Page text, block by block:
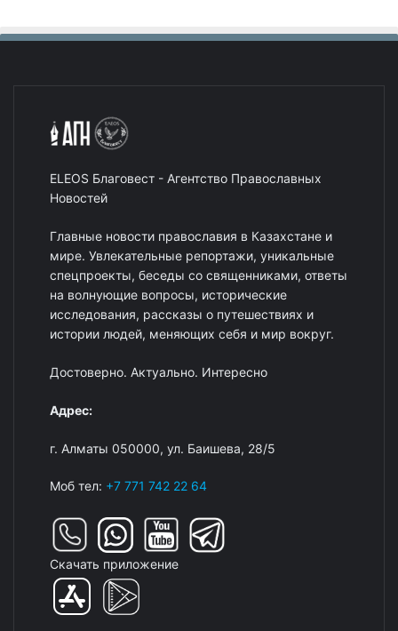
ELEOS Благовест - Агентство Православных
Новостей
Главные новости православия в Казахстане и
мире. Увлекательные репортажи, уникальные
спецпроекты, беседы со священниками, ответы
на волнующие вопросы, исторические
исследования, рассказы о путешествиях и
истории людей, меняющих себя и мир вокруг.
Достоверно. Актуально. Интересно
Адрес:
г. Алматы 050000, ул. Баишева, 28/5
Моб тел: +7 771 742 22 64
Скачать приложение